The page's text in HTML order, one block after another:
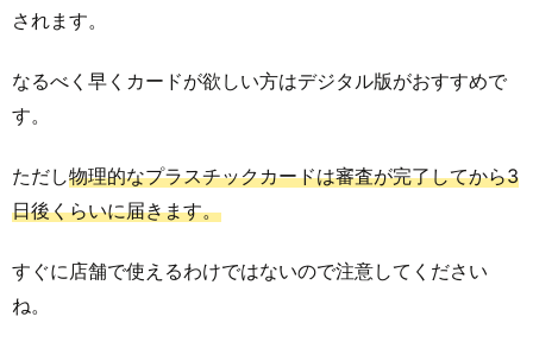
されます。
なるべく早くカードが欲しい方はデジタル版がおすすめで
す。
ただし物理的なプラスチックカードは審査が完了してから3
日後くらいに届きます。
すぐに店舗で使えるわけではないので注意してください
ね。